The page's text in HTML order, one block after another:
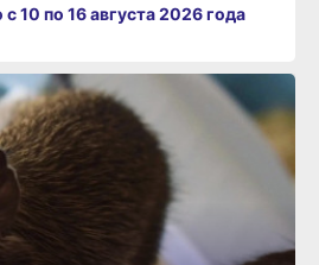
10 по 16 августа 2026 года